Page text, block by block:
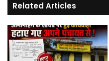
Related Articles